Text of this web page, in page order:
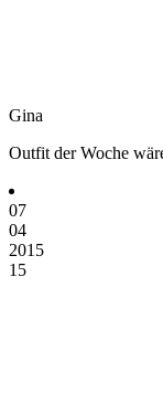
Gina
Outfit der Woche
07
04
2015
15